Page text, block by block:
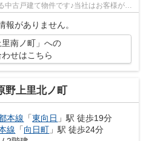
古戸建て物件です♪当社はお客様が不
と...
報がありません。
里南ノ町」への
せはこちら
野上里北ノ町
本線 「東向日 」駅 徒歩19分
線 「向日町 」駅 徒歩24分